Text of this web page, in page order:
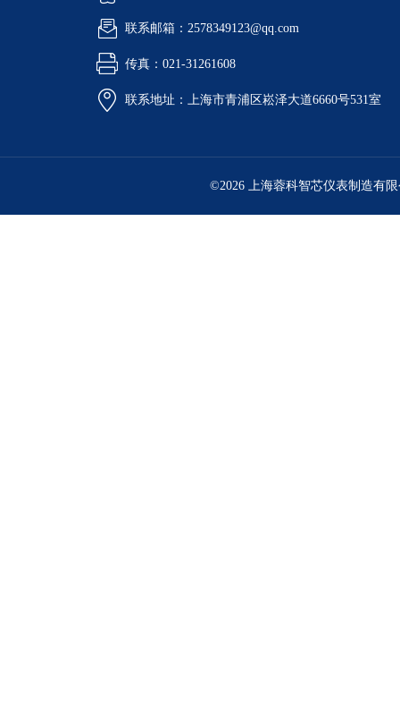
联系邮箱：2578349123@qq.com
传真：021-31261608
联系地址：上海市青浦区崧泽大道6660号531室
©2026 上海蓉科智芯仪表制造有